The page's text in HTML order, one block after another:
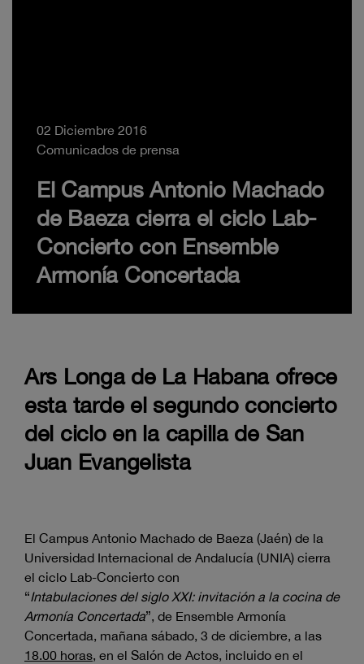
02 Diciembre 2016
Comunicados de prensa
El Campus Antonio Machado
de Baeza cierra el ciclo Lab-
Concierto con Ensemble
Armonía Concertada
Ars Longa de La Habana ofrece
esta tarde el segundo concierto
del ciclo en la capilla de San
Juan Evangelista
El Campus Antonio Machado de Baeza (Jaén) de la
Universidad Internacional de Andalucía (UNIA) cierra
el ciclo Lab-Concierto con
“Intabulaciones del siglo XXI: invitación a la cocina de
Armonía Concertada”, de Ensemble Armonía
Concertada, mañana sábado, 3 de diciembre, a las
18.00 horas, en el Salón de Actos, incluido en el